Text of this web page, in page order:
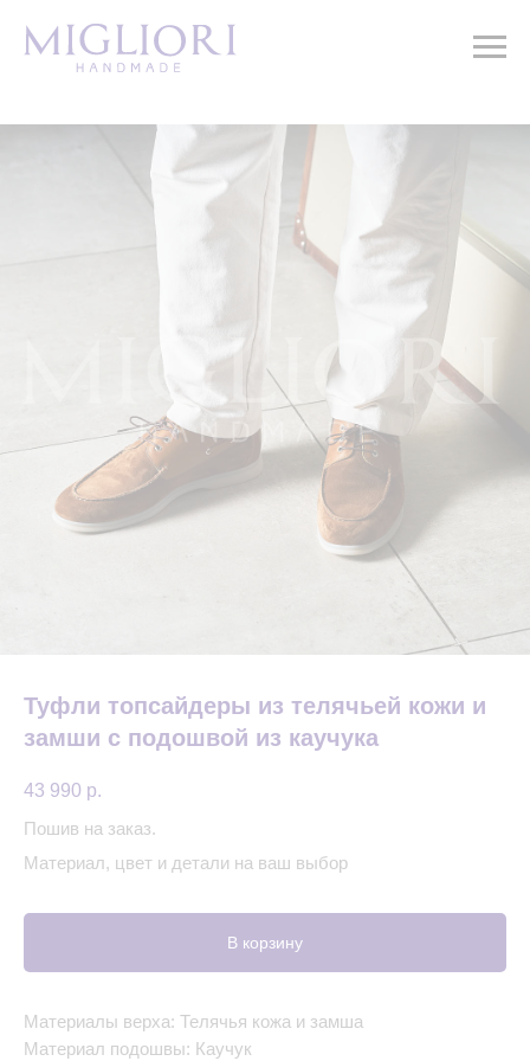
Туфли топсайдеры из телячьей кожи и
замши с подошвой из каучука
43 990 р.
Пошив на заказ.
Материал, цвет и детали на ваш выбор
В корзину
Материалы верха: Телячья кожа и замша
Материал подошвы: Каучук